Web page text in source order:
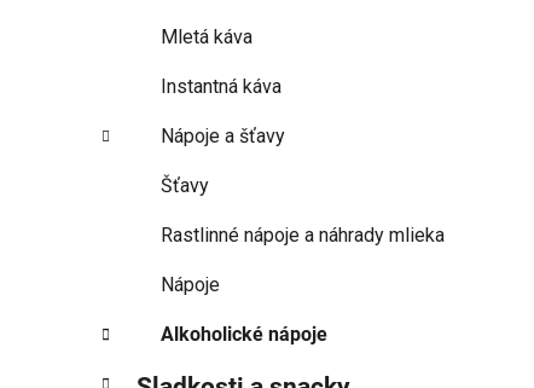
Mletá káva
Instantná káva
Nápoje a šťavy
Šťavy
Rastlinné nápoje a náhrady mlieka
Nápoje
Alkoholické nápoje